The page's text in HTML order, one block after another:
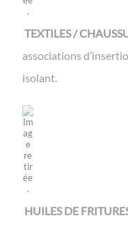
TEXTILES /
associations
isolant.
HUILES DE